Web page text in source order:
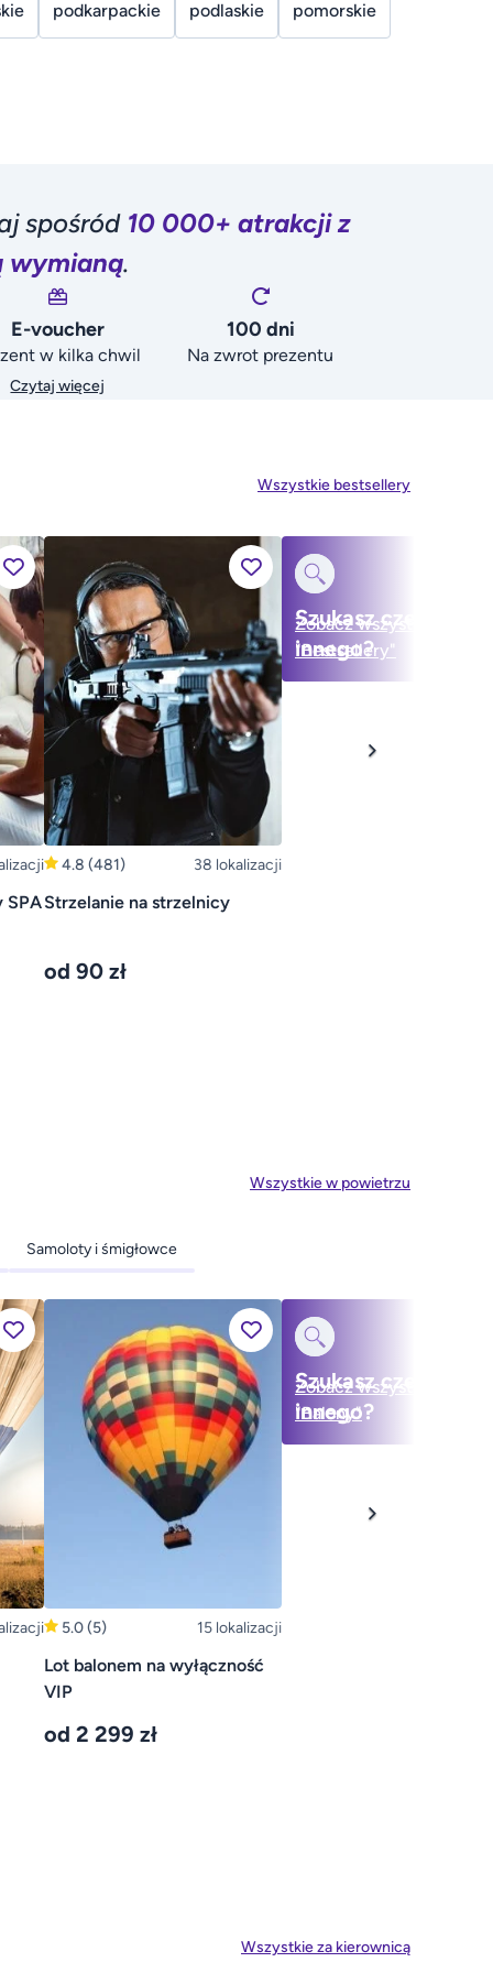
podkarpackie podlaskie pomorskie
spośród 10 000+ atrakcji z
wymianą.
E-voucher
w kilka chwil
Czytaj więcej
100 dni
Na zwrot prezentu
Wszystkie bestsellery
SPA
4.8 (481) 38 lokalizacji
Strzelanie na strzelnicy
od 90 zł
Szukasz czegoś
innego?
Zobacz wszystko w
"Bestsellery"
Wszystkie w powietrzu
Samoloty i śmigłowce
5.0(5) 15 lokalizacji
Lot balonem na wyłączność
VIP
od 2 299 zł
Szukasz czegoś
innego?
Zobacz wszystko w
"Balony"
Wszystkie za kierownicą